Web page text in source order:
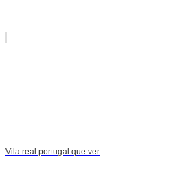
Vila real portugal que ver